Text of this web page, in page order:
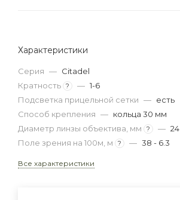
Характеристики
Серия — Citadel
Кратность ? — 1-6
Подсветка прицельной сетки — есть
Способ крепления — кольца 30 мм
Диаметр линзы объектива, мм
? — 24
Поле зрения на 100м, м
? — 38 - 6.3
Все характеристики